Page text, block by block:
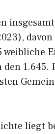
insgesamt
davon
den 1.645.
liegt